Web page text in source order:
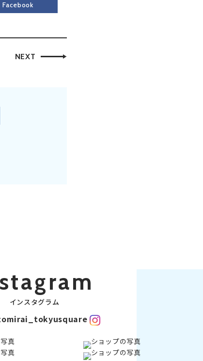
Facebook
NEXT
インスタグラム